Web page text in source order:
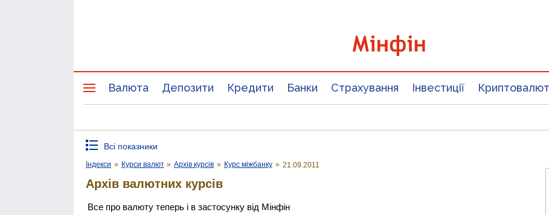
Валюта Депозити Кредити Банки Страхування Інвестиції
Всі показники
Індекси » Курси валют » Архів курсів » Курс міжбанку » 21.09.2011
Архів валютних курсів
Все про валюту теперь і в застосунку від Мінфін